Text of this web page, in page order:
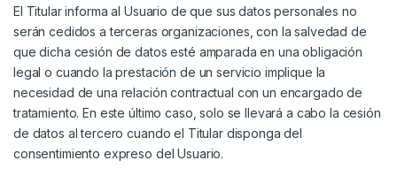
El Titular informa al Usuario de que sus datos personales no
serán cedidos a terceras organizaciones, con la salvedad de
que dicha cesión de datos esté amparada en una obligación
legal o cuando la prestación de un servicio implique la
necesidad de una relación contractual con un encargado de
tratamiento. En este último caso, solo se llevará a cabo la cesión
de datos al tercero cuando el Titular disponga del
consentimiento expreso del Usuario.